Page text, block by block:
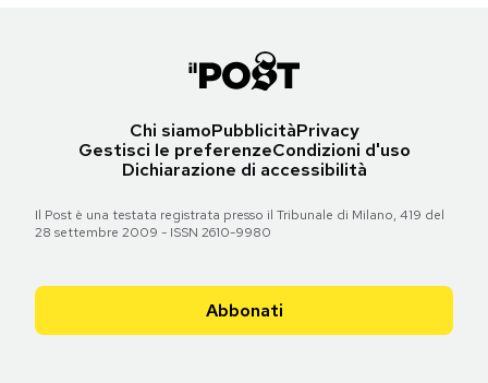
Chi siamoPubblicitàPrivacy
Gestisci le preferenzeCondizioni d'uso
Dichiarazione di accessibilità
Il Post è una testata registrata presso il Tribunale di Milano, 419 del
28 settembre 2009 - ISSN 2610-9980
Abbonati